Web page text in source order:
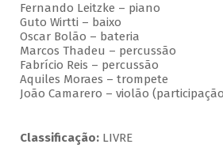
Fernando Leitzke – piano
Guto Wirtti – baixo
Oscar Bolão – bateria
Marcos Thadeu – percussão
Fabrício Reis – percussão
Aquiles Moraes – trompete
João Camarero – violão
Classificação:LIVRE